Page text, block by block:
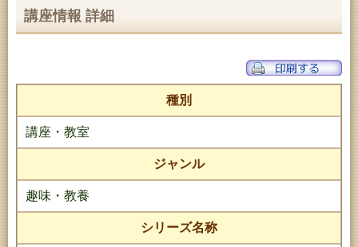
講座情報 詳細
種別
講座・教室
ジャンル
趣味・教養
シリーズ名称